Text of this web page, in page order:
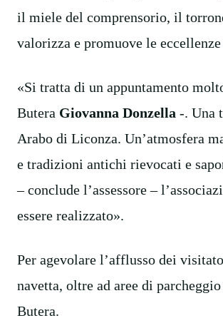
il miele del comprensorio, il
valorizza e promuove le
«Si tratta di un appuntamento
Butera Giovanna Donzella -. Una
Arabo di Liconza. Un’atmosfera
e tradizioni antichi rievocati e
– conclude l’assessore –
essere realizzato».
Per agevolare l’afflusso dei
navetta, oltre ad aree di
Butera.